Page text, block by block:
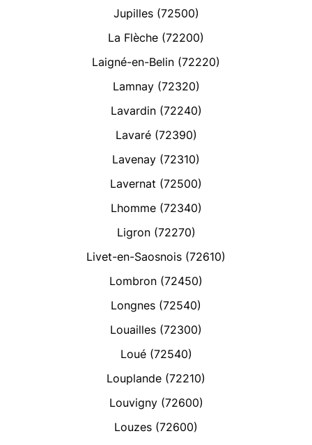
Jupilles (72500)
La Flèche (72200)
Laigné-en-Belin (72220)
Lamnay (72320)
Lavardin (72240)
Lavaré (72390)
Lavenay (72310)
Lavernat (72500)
Lhomme (72340)
Ligron (72270)
Livet-en-Saosnois (72610)
Lombron (72450)
Longnes (72540)
Louailles (72300)
Loué (72540)
Louplande (72210)
Louvigny (72600)
Louzes (72600)